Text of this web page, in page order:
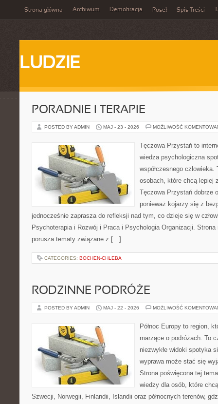
Strona główna Archiwum Demokracja Poseł Spis Treści
LUDZIE
PORADNIE I TERAPIE
POSTED BY ADMIN MAJ - 23 - 2026 MOŻLIWOŚĆ
Tęczowa Przystań to
wiedza psychologiczna
współczesnego
osobach, które chcą lepiej
Tęczowa Przystań dobrze
ponieważ kojarzy się z
jednocześnie zaprasza do refleksji nad tym, co dzieje się w
Psychoterapia i Rozwój i Praca i Psychologia Organizacji.
porusza tematy związane z […]
CATEGORIES: BOCHEN-CHLEBA
RODZINNE PODRÓŻE
POSTED BY ADMIN MAJ - 22 - 2026 MOŻLIWOŚĆ
Północ Europy to region,
marzące o podróżach. To
niezwykłe widoki spotyka
wyprawa może stać się
Strona poświęcona tej
wiedzy dla osób, które
Szwecji, Norwegii, Finlandii, Islandii oraz północnych terenów,